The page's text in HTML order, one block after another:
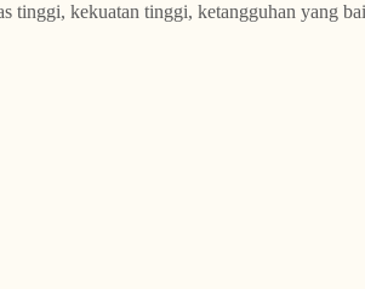
tinggi, kekuatan tinggi, ketangguhan yang